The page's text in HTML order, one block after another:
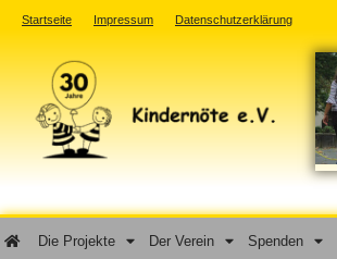
Startseite Impressum Datenschutzerklärung
Die Projekte Der Verein Spenden